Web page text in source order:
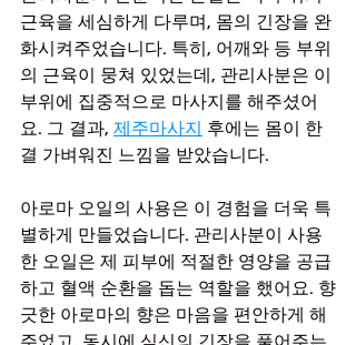
근육을 세심하게 다루며, 몸의 긴장을 완
화시켜주었습니다. 특히, 어깨와 등 부위
의 근육이 뭉쳐 있었는데, 관리사분은 이
부위에 집중적으로 마사지를 해주셨어
요. 그 결과, 제주마사지 후에는 몸이 한
결 가벼워진 느낌을 받았습니다.
아로마 오일의 사용은 이 경험을 더욱 특
별하게 만들었습니다. 관리사분이 사용
한 오일은 제 피부에 적절한 영양을 공급
하고 혈액 순환을 돕는 역할을 했어요. 향
긋한 아로마의 향은 마음을 편안하게 해